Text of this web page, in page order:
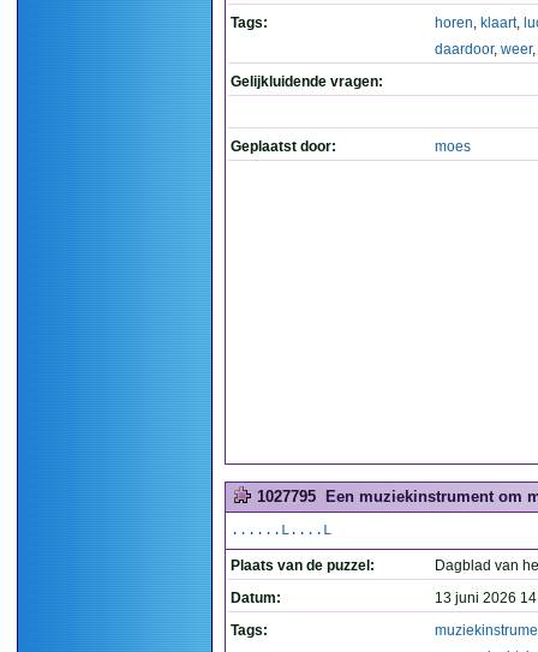
Tags:
horen, klaart,
daardoor, weer,
Gelijkluidende vragen:
Geplaatst door: moes
1027795 Een muziekinstrument om
......L....L
Plaats van de puzzel:
Dagblad van
Datum:
13 juni 2026
Tags: